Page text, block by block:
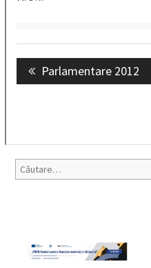
Navigare
Previous
post:
Parlamentare 2012